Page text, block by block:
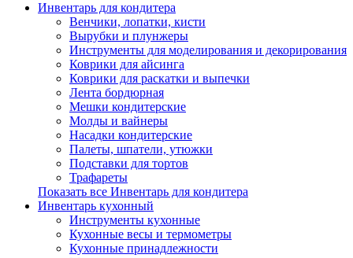
Инвентарь для кондитера
Венчики, лопатки, кисти
Вырубки и плунжеры
Инструменты для моделирования и декорирования
Коврики для айсинга
Коврики для раскатки и выпечки
Лента бордюрная
Мешки кондитерские
Молды и вайнеры
Насадки кондитерские
Палеты, шпатели, утюжки
Подставки для тортов
Трафареты
Показать все Инвентарь для кондитера
Инвентарь кухонный
Инструменты кухонные
Кухонные весы и термометры
Кухонные принадлежности